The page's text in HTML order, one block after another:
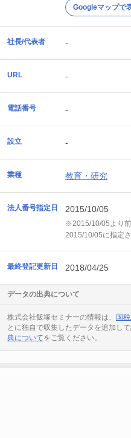
Googleマップで
社長/代表者 -
URL -
電話番号 -
設立 -
業種 教育・研究
法人番号指定日 2015/10/05
※2015/10/05より
2015/10/05に指定さ
最終登記更新日 2018/04/25
データの出典について
株式会社飯塚セミナーの情報は、 国
とに独自で収集したデータを追加し
典についてをご覧ください。